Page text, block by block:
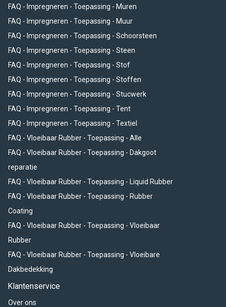
FAQ - Impregneren - Toepassing - Muren
FAQ - Impregneren - Toepassing - Muur
FAQ - Impregneren - Toepassing - Schoorsteen
FAQ - Impregneren - Toepassing - Steen
FAQ - Impregneren - Toepassing - Stof
FAQ - Impregneren - Toepassing - Stoffen
FAQ - Impregneren - Toepassing - Stucwerk
FAQ - Impregneren - Toepassing - Tent
FAQ - Impregneren - Toepassing - Textiel
FAQ - Vloeibaar Rubber - Toepassing - Alle
FAQ - Vloeibaar Rubber - Toepassing - Dakgoot
reparatie
FAQ - Vloeibaar Rubber - Toepassing - Liquid Rubber
FAQ - Vloeibaar Rubber - Toepassing - Rubber
Coating
FAQ - Vloeibaar Rubber - Toepassing - Vloeibaar
Rubber
FAQ - Vloeibaar Rubber - Toepassing - Vloeibare
Dakbedekking
Klantenservice
Over ons